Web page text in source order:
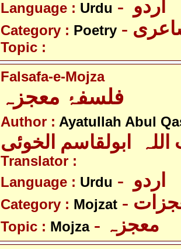
Language : Urdu
Category : Poetry
Topic :
Falsafa-e-Mojza
فلسفۂ معجزہ
Author : Ayatullah Abul
اللہ ابولقاسم الخوئی
Translator :
Language : Urdu
Category : Mojzat
Topic : Mojza - معجزہ